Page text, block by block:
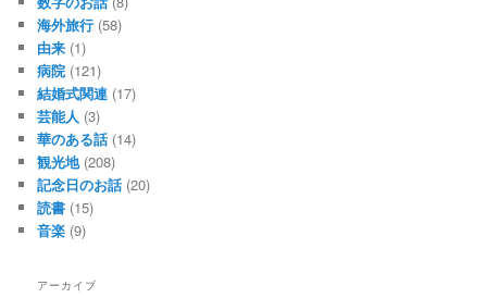
海外旅行 (58)
由来 (1)
病院 (121)
結婚式関連 (17)
芸能人 (3)
華のある話 (14)
観光地(208)
記念日のお話 (20)
読書 (15)
音楽 (9)
アーカイブ